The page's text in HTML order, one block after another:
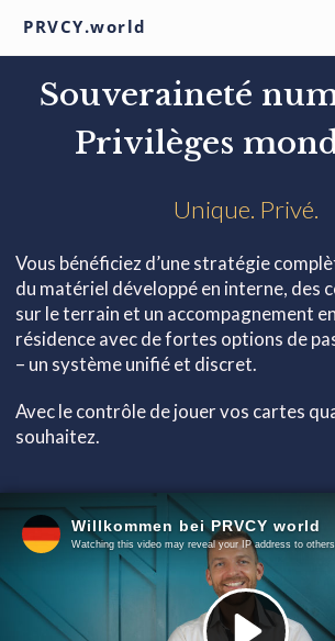
PRVCY.world
Souveraineté
Privilèges
Unique. Privé.
Vous bénéficiez d’une stratégie
du matériel développé en interne, des
sur le terrain et un accompagnement
résidence avec de fortes options de
– un système unifié et discret.
Avec le contrôle de jouer vos cartes
souhaitez.